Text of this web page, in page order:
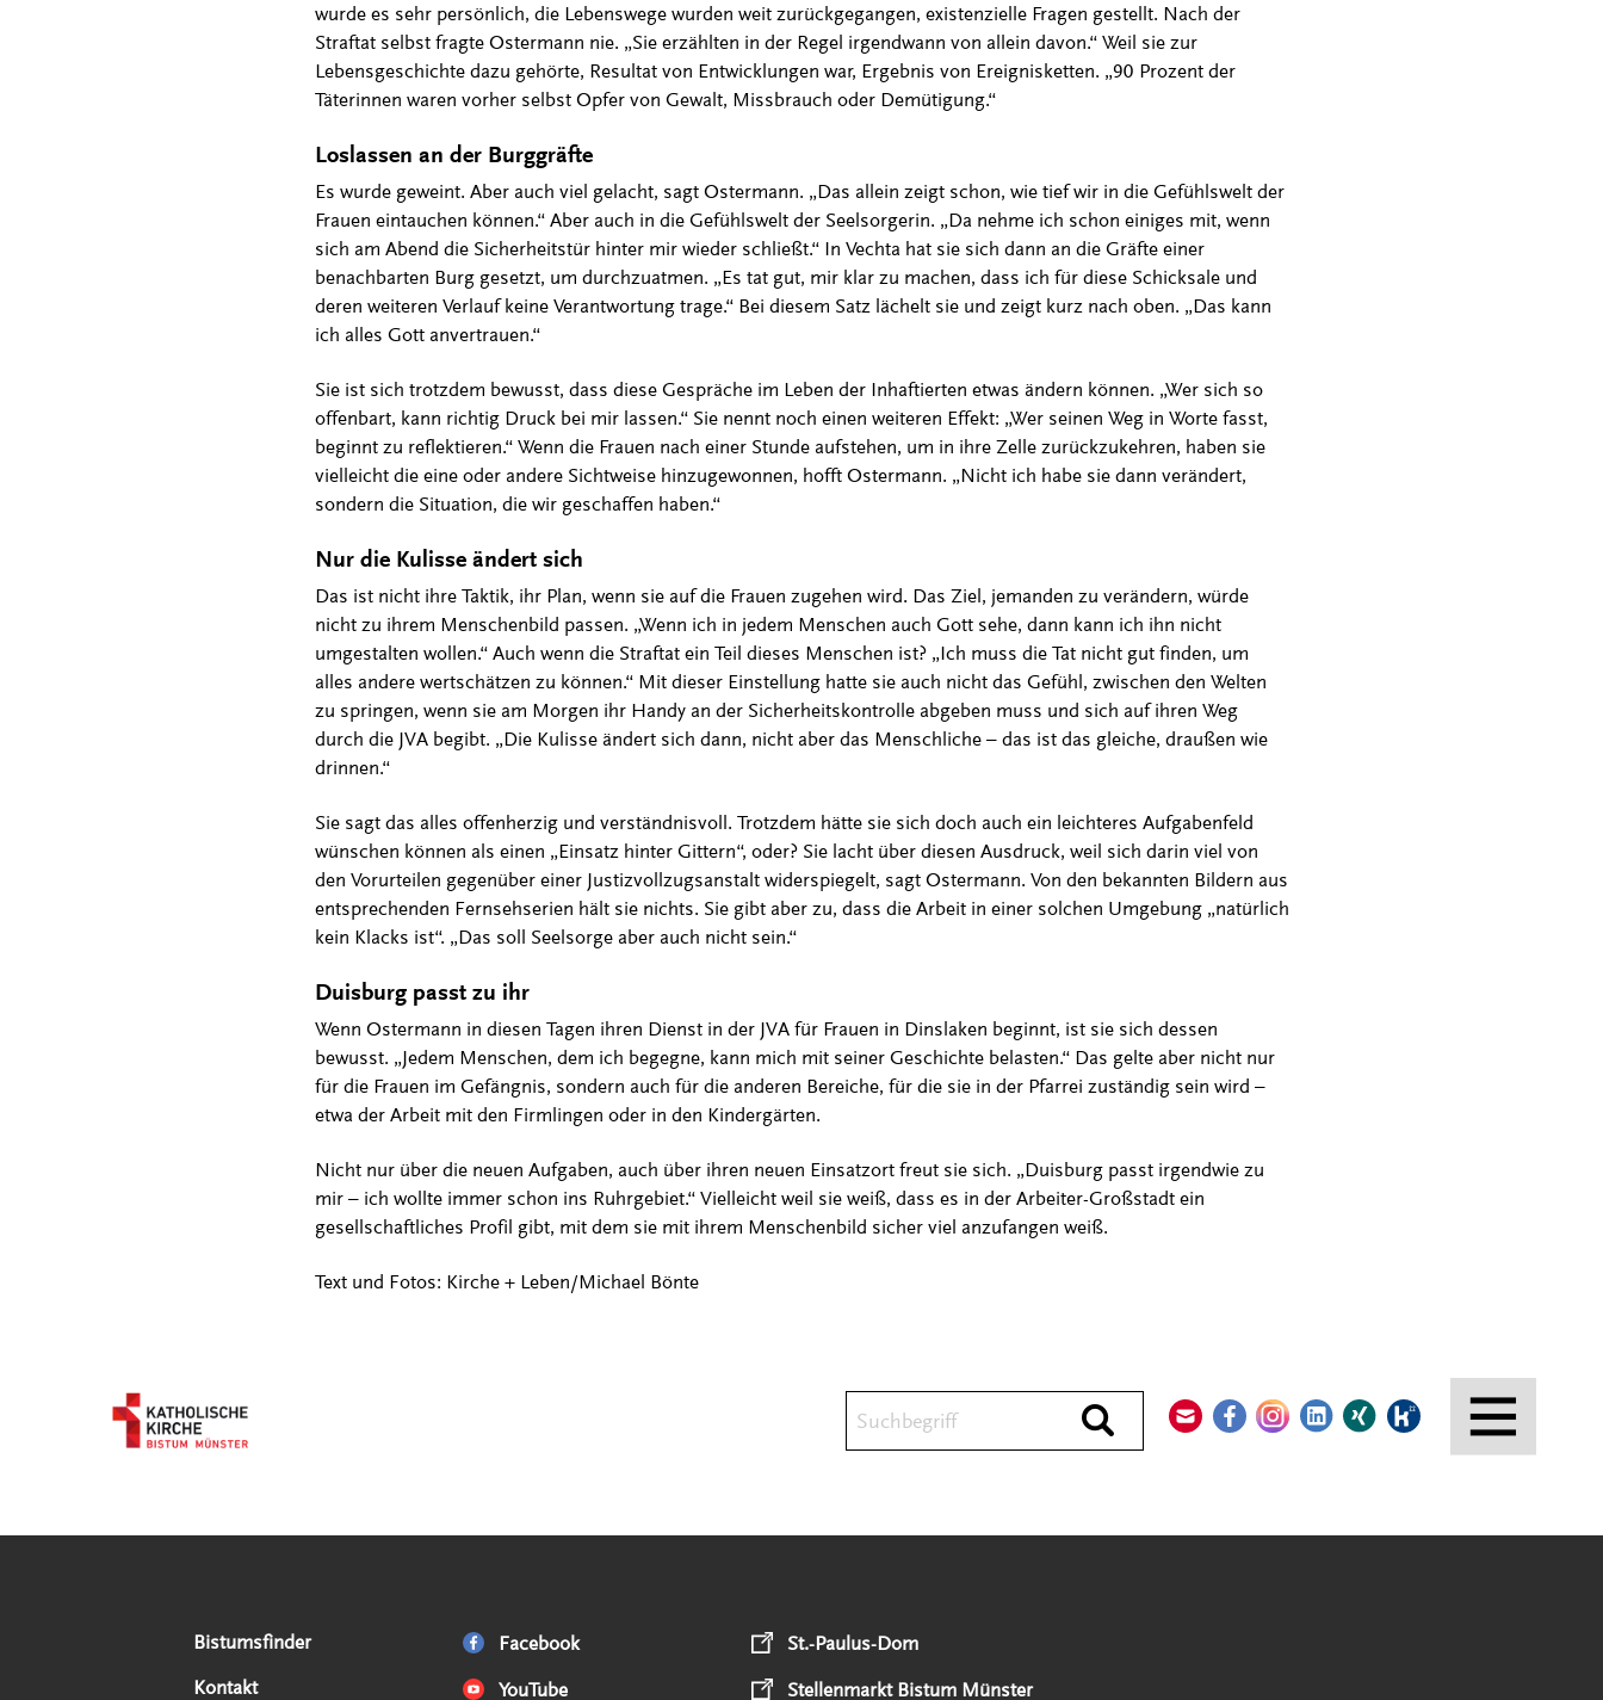
Durchsuchen
wurde es sehr persönlich, die Lebenswege wurden weit zurückgegangen, existenzielle Fragen gestellt. Nach der
Straftat selbst fragte Ostermann nie. „Sie erzählten in der Regel irgendwann von allein davon.“ Weil sie zur
Lebensgeschichte dazu gehörte, Resultat von Entwicklungen war, Ergebnis von Ereignisketten. „90 Prozent der
Täterinnen waren vorher selbst Opfer von Gewalt, Missbrauch oder Demütigung.“
Loslassen an der Burggräfte
Es wurde geweint. Aber auch viel gelacht, sagt Ostermann. „Das allein zeigt schon, wie tief wir in die Gefühlswelt der
Frauen eintauchen können.“ Aber auch in die Gefühlswelt der Seelsorgerin. „Da nehme ich schon einiges mit, wenn
sich am Abend die Sicherheitstür hinter mir wieder schließt.“ In Vechta hat sie sich dann an die Gräfte einer
benachbarten Burg gesetzt, um durchzuatmen. „Es tat gut, mir klar zu machen, dass ich für diese Schicksale und
deren weiteren Verlauf keine Verantwortung trage.“ Bei diesem Satz lächelt sie und zeigt kurz nach oben. „Das kann
ich alles Gott anvertrauen.“
Sie ist sich trotzdem bewusst, dass diese Gespräche im Leben der Inhaftierten etwas ändern können. „Wer sich so
offenbart, kann richtig Druck bei mir lassen.“ Sie nennt noch einen weiteren Effekt: „Wer seinen Weg in Worte fasst,
beginnt zu reflektieren.“ Wenn die Frauen nach einer Stunde aufstehen, um in ihre Zelle zurückzukehren, haben sie
vielleicht die eine oder andere Sichtweise hinzugewonnen, hofft Ostermann. „Nicht ich habe sie dann verändert,
sondern die Situation, die wir geschaffen haben.“
Nur die Kulisse ändert sich
Das ist nicht ihre Taktik, ihr Plan, wenn sie auf die Frauen zugehen wird. Das Ziel, jemanden zu verändern, würde
nicht zu ihrem Menschenbild passen. „Wenn ich in jedem Menschen auch Gott sehe, dann kann ich ihn nicht
umgestalten wollen.“ Auch wenn die Straftat ein Teil dieses Menschen ist? „Ich muss die Tat nicht gut finden, um
alles andere wertschätzen zu können.“ Mit dieser Einstellung hatte sie auch nicht das Gefühl, zwischen den Welten
zu springen, wenn sie am Morgen ihr Handy an der Sicherheitskontrolle abgeben muss und sich auf ihren Weg
durch die JVA begibt. „Die Kulisse ändert sich dann, nicht aber das Menschliche – das ist das gleiche, draußen wie
drinnen.“
Sie sagt das alles offenherzig und verständnisvoll. Trotzdem hätte sie sich doch auch ein leichteres Aufgabenfeld
wünschen können als einen „Einsatz hinter Gittern“, oder? Sie lacht über diesen Ausdruck, weil sich darin viel von
den Vorurteilen gegenüber einer Justizvollzugsanstalt widerspiegelt, sagt Ostermann. Von den bekannten Bildern aus
entsprechenden Fernsehserien hält sie nichts. Sie gibt aber zu, dass die Arbeit in einer solchen Umgebung „natürlich
kein Klacks ist“. „Das soll Seelsorge aber auch nicht sein.“
Duisburg passt zu ihr
Wenn Ostermann in diesen Tagen ihren Dienst in der JVA für Frauen in Dinslaken beginnt, ist sie sich dessen
bewusst. „Jedem Menschen, dem ich begegne, kann mich mit seiner Geschichte belasten.“ Das gelte aber nicht nur
für die Frauen im Gefängnis, sondern auch für die anderen Bereiche, für die sie in der Pfarrei zuständig sein wird –
etwa der Arbeit mit den Firmlingen oder in den Kindergärten.
Nicht nur über die neuen Aufgaben, auch über ihren neuen Einsatzort freut sie sich. „Duisburg passt irgendwie zu
mir – ich wollte immer schon ins Ruhrgebiet.“ Vielleicht weil sie weiß, dass es in der Arbeiter-Großstadt ein
gesellschaftliches Profil gibt, mit dem sie mit ihrem Menschenbild sicher viel anzufangen weiß.
Text und Fotos: Kirche + Leben/Michael Bönte
Serviceangebote
Bistumsfinder
Kontakt
Social Media Angebote Facebook
YouTube
Externe Links St.-Paulus-Dom
Stellenmarkt Bistum Münster